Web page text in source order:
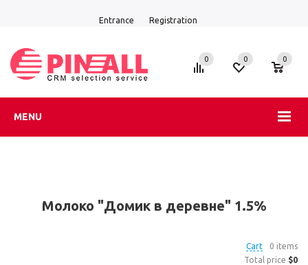
Entrance Registration
MENU
0 0 0
Молоко "Домик в деревне" 1.5%
Cart
0 items
Total price $0